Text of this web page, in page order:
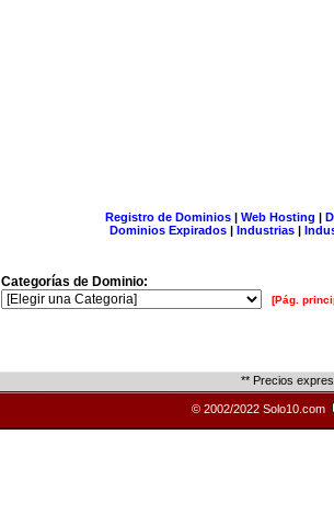
Registro de Dominios| Web Hosting |
Dominios Expirados | Industrias |
Categorías de Dominio:
[Pág.
** Precios
© 2002/2022 Solo10.com